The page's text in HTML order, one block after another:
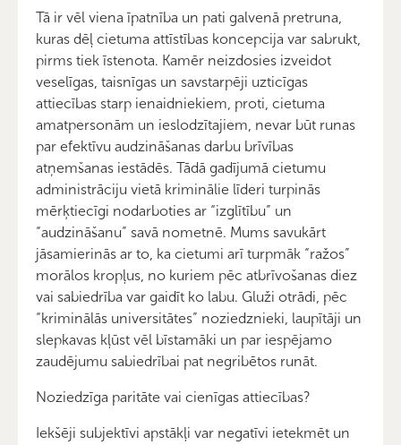
Tā ir vēl viena īpatnība un pati galvenā pretruna,
kuras dēļ cietuma attīstības koncepcija var sabrukt,
pirms tiek īstenota. Kamēr neizdosies izveidot
veselīgas, taisnīgas un savstarpēji uzticīgas
attiecības starp ienaidniekiem, proti, cietuma
amatpersonām un ieslodzītajiem, nevar būt runas
par efektīvu audzināšanas darbu brīvības
atņemšanas iestādēs. Tādā gadījumā cietumu
administrāciju vietā kriminālie līderi turpinās
mērķtiecīgi nodarboties ar “izglītību” un
“audzināšanu” savā nometnē. Mums savukārt
jāsamierinās ar to, ka cietumi arī turpmāk “ražos”
morālos kropļus, no kuriem pēc atbrīvošanas diez
vai sabiedrība var gaidīt ko labu. Gluži otrādi, pēc
“kriminālās universitātes” noziedznieki, laupītāji un
slepkavas kļūst vēl bīstamāki un par iespējamo
zaudējumu sabiedrībai pat negribētos runāt.
Noziedzīga paritāte vai cienīgas attiecības?
Iekšēji subjektīvi apstākļi var negatīvi ietekmēt un